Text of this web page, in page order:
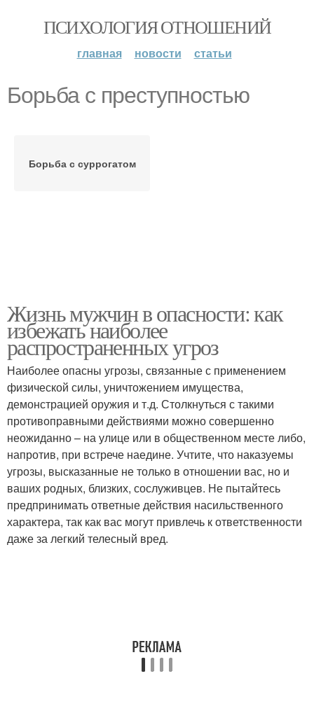
ПСИХОЛОГИЯ ОТНОШЕНИЙ
главная новости статьи
Борьба с преступностью
Борьба с суррогатом
Жизнь мужчин в опасности: как
избежать наиболее
распространенных угроз
Наиболее опасны угрозы, связанные с применением
физической силы, уничтожением имущества,
демонстрацией оружия и т.д. Столкнуться с такими
противоправными действиями можно совершенно
неожиданно – на улице или в общественном месте либо,
напротив, при встрече наедине. Учтите, что наказуемы
угрозы, высказанные не только в отношении вас, но и
ваших родных, близких, сослуживцев. Не пытайтесь
предпринимать ответные действия насильственного
характера, так как вас могут привлечь к ответственности
даже за легкий телесный вред.